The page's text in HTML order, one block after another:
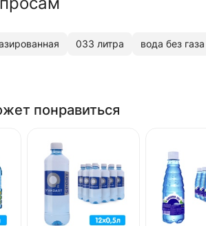
033 литра вода без газа
понравиться